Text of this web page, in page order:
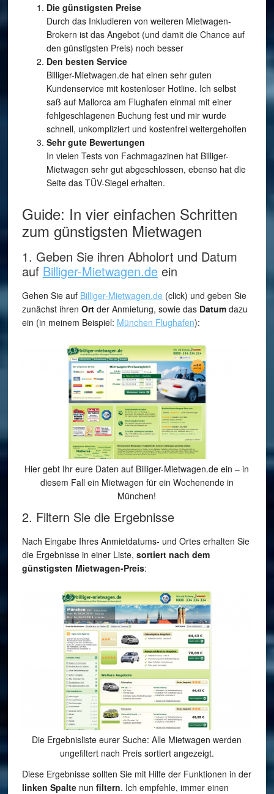
Die günstigsten Preise
Durch das Inkludieren von weiteren Mietwagen-
Brokern ist das Angebot (und damit die Chance auf
den günstigsten Preis) noch besser
Den besten Service
Billiger-Mietwagen.de hat einen sehr guten
Kundenservice mit kostenloser Hotline. Ich selbst
saß auf Mallorca am Flughafen einmal mit einer
fehlgeschlagenen Buchung fest und mir wurde
schnell, unkompliziert und kostenfrei weitergeholfen
Sehr gute Bewertungen
In vielen Tests von Fachmagazinen hat Billiger-
Mietwagen sehr gut abgeschlossen, ebenso hat die
Seite das TÜV-Siegel erhalten.
Guide: In vier einfachen Schritten
zum günstigsten Mietwagen
1. Geben Sie ihren Abholort und Datum
auf Billiger-Mietwagen.deein
Gehen Sie auf Billiger-Mietwagen.de (click) und geben Sie
zunächst ihren Ortder Anmietung, sowie das Datumdazu
ein (in meinem Beispiel: München Flughafen):
Hier gebt Ihr eure Daten auf Billiger-Mietwagen.de ein – in
diesem Fall ein Mietwagen für ein Wochenende in
München!
2. Filtern Sie die Ergebnisse
Nach Eingabe Ihres Anmietdatums- und Ortes erhalten Sie
die Ergebnisse in einer Liste, sortiert nach dem
günstigsten Mietwagen-Preis:
Die Ergebnisliste eurer Suche: Alle Mietwagen werden
ungefiltert nach Preis sortiert angezeigt.
Diese Ergebnisse sollten Sie mit Hilfe der Funktionen in der
linken Spaltenun filtern. Ich empfehle, immer einen